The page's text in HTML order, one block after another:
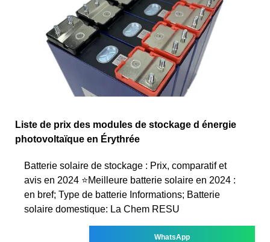
Liste de prix des modules de stockage d énergie
photovoltaïque en Érythrée
Batterie solaire de stockage : Prix, comparatif et
avis en 2024 ⭐Meilleure batterie solaire en 2024 :
en bref; Type de batterie Informations; Batterie
solaire domestique: La Chem RESU
WhatsApp